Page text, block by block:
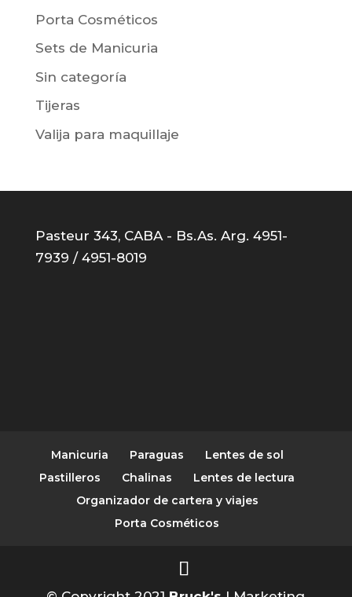
Porta Cosméticos
Sets de Manicuria
Sin categoría
Tijeras
Valija para maquillaje
Pasteur 343, CABA - Bs.As. Arg. 4951-
7939 / 4951-8019
Manicuria Paraguas
Lentes de sol
Pastilleros
Chalinas
Lentes de lectura
Organizador de cartera y viajes
Porta Cosméticos